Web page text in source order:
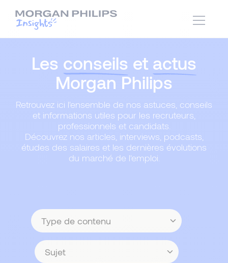
Les conseils et actus
Morgan Philips
Retrouvez ici l'ensemble de nos astuces, conseils
et informations utiles pour les recruteurs,
professionnels et candidats.
Découvrez nos articles, interviews, podcasts,
études des salaires et les dernières évolutions
du marché de l'emploi.
Type
de
contenu
Sujet